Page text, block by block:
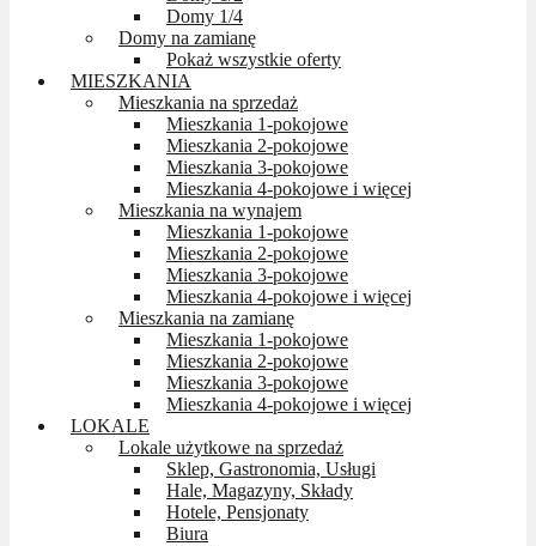
Domy 1/4
Domy na zamianę
Pokaż wszystkie oferty
MIESZKANIA
Mieszkania na sprzedaż
Mieszkania 1-pokojowe
Mieszkania 2-pokojowe
Mieszkania 3-pokojowe
Mieszkania 4-pokojowe i więcej
Mieszkania na wynajem
Mieszkania 1-pokojowe
Mieszkania 2-pokojowe
Mieszkania 3-pokojowe
Mieszkania 4-pokojowe i więcej
Mieszkania na zamianę
Mieszkania 1-pokojowe
Mieszkania 2-pokojowe
Mieszkania 3-pokojowe
Mieszkania 4-pokojowe i więcej
LOKALE
Lokale użytkowe na sprzedaż
Sklep, Gastronomia, Usługi
Hale, Magazyny, Składy
Hotele, Pensjonaty
Biura